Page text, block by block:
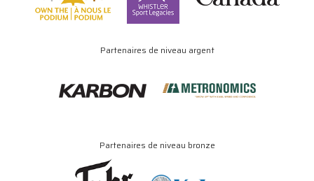
Partenaires de niveau argent
Partenaires de niveau bronze